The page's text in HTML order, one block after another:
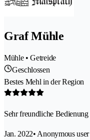
Graf Mühle
Mühle • Getreide
Geschlossen
Bestes Mehl in der Region
Sehr freundliche Bedienung
Jan. 2022• Anonymous user